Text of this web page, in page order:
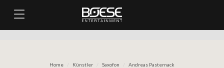
Home Künstler Saxofon Andreas Pasternack